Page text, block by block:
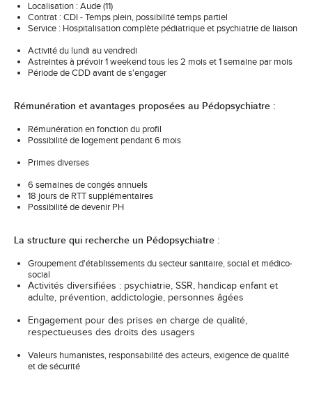
Localisation : Aude (11)
Contrat : CDI - Temps plein, possibilité temps partiel
Service : Hospitalisation complète pédiatrique et psychiatrie de liaison
Activité du lundi au vendredi
Astreintes à prévoir 1 weekend tous les 2 mois et 1 semaine par mois
Période de CDD avant de s'engager
Rémunération et avantages proposées au Pédopsychiatre :
Rémunération en fonction du profil
Possibilité de logement pendant 6 mois
Primes diverses
6 semaines de congés annuels
18 jours de RTT supplémentaires
Possibilité de devenir PH
La structure qui recherche un Pédopsychiatre :
Groupement d'établissements du secteur sanitaire, social et médico-
social
Activités diversifiées : psychiatrie, SSR, handicap enfant et
adulte, prévention, addictologie, personnes âgées
Engagement pour des prises en charge de qualité,
respectueuses des droits des usagers
Valeurs humanistes, responsabilité des acteurs, exigence de qualité
et de sécurité